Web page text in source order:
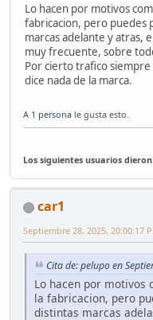
Lo hacen por motivos
fabricacion, pero
marcas adelante y atras,
muy frecuente, sobre
Por cierto trafico
dice nada de la marca.
A 1 persona le gusta esto.
Los siguientes usuarios
car1
Septiembre 28, 2025, 20:00:17
Cita de: pelupo en
Lo hacen por motivos
la fabricacion, pero
distintas marcas